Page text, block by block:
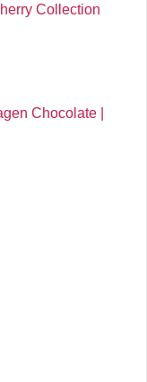
Collection
Chocolate |